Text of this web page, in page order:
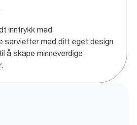
inntrykk med
servietter med ditt eget design
å skape minneverdige